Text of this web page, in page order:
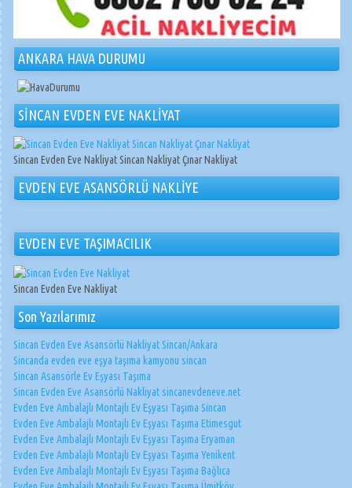
ANKARA HAVA DURUMU
SİNCAN EVDEN EVE NAKLİYAT
Sincan Evden Eve Nakliyat Sincan Nakliyat Çınar Nakliyat
EVDEN EVE ASANSÖRLÜ NAKLİYE
EVDEN EVE TAŞIMACILIK
Sincan Evden Eve Nakliyat
Son Yazılarımız
Sincan Evden Eve Asansörlü Nakliyat Sincan/Ankara
Sincanda evden eve eşya taşıma kamyonu sincan
Sincan Asansörle Ev Eşyası Taşıma
Sincan Evden Eve Asansörlü Nakliyat sincanevdeneve.net
Evden Eve Ambalajlı Montajlı Ev Eşyası Taşıma Sincan
Evden Eve Ambalajlı Montajlı Ev Eşyası Taşıma Etimesgut
Evden Eve Ambalajlı Montajlı Ev Eşyası Taşıma Eryaman
Evden Eve Ambalajlı Montajlı Ev Eşyası Taşıma Yenikent
Evden Eve Ambalajlı Montajlı Ev Eşyası Taşıma Bağlıca